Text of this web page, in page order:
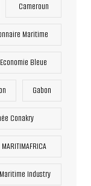
Cameroun
Maritime
Economie Bleue
Gabon
Conakry
MARITIMAFRICA
Maritime Industry